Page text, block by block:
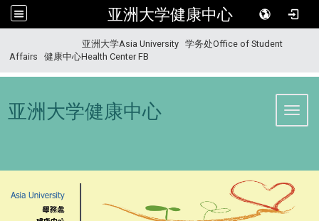
亚洲大学健康中心
亚洲大学Asia University
学务处Office of Student
Affairs
健康中心Health Center FB
亚洲大学健康中心